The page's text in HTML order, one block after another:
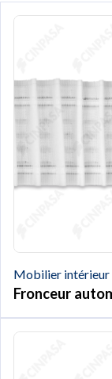
Mobilier intérieur
Fronceur